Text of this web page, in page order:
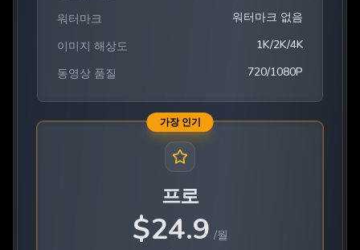
워터마크
워터마크 없음
이미지 해상도
1K/2K/4K
동영상 품질
720/1080P
가장 인기
프로
$24.9 /월